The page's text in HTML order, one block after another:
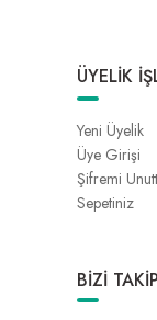
ÜYELİK
Yeni Üyelik
Üye Girişi
Şifremi
Sepetiniz
BİZİ